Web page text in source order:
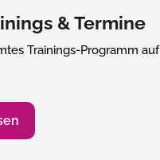
& Termine
Trainings-Programm auf